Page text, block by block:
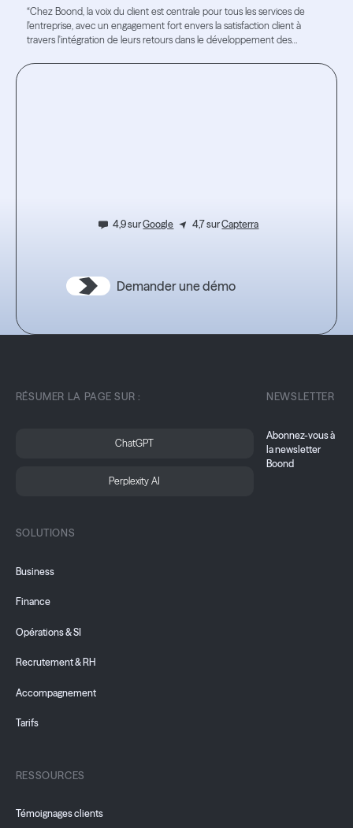
“Chez Boond, la voix du client est centrale pour tous les services de
l'entreprise, avec un engagement fort envers la satisfaction client à
travers l'intégration de leurs retours dans le développement des
4,9 surGoogle 4,7 surCapterra
Demander une démo
RÉSUMER LA PAGE SUR :
ChatGPT
Perplexity AI
SOLUTIONS
Business
Finance
Opérations & SI
Recrutement & RH
Accompagnement
Tarifs
RESSOURCES
Témoignages clients
NEWSLETTER
Abonnez-vous à
la newsletter
Boond